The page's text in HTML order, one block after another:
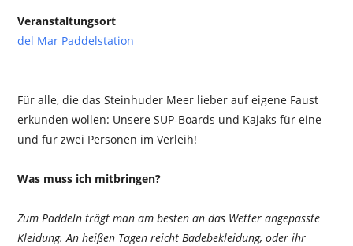
Veranstaltungsort
del Mar Paddelstation
Für alle, die das Steinhuder Meer lieber auf eigene Faust
erkunden wollen: Unsere SUP-Boards und Kajaks für eine
und für zwei Personen im Verleih!
Was muss ich mitbringen?
Zum Paddeln trägt man am besten an das Wetter angepasste
Kleidung. An heißen Tagen reicht Badebekleidung, oder ihr